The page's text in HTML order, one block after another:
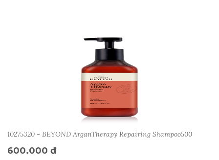
10275320 - BEYOND ArganTherapy Repairing Shampoo500
600.000 đ